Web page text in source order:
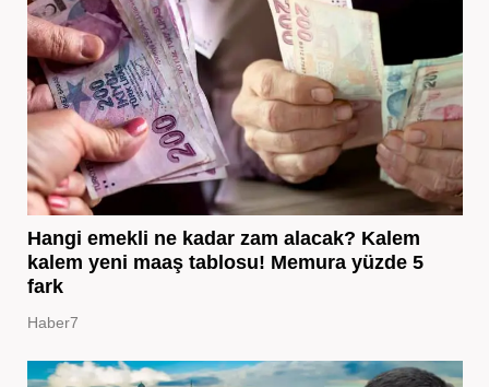
Hangi emekli ne kadar zam alacak? Kalem
kalem yeni maaş tablosu! Memura yüzde 5
fark
Haber7